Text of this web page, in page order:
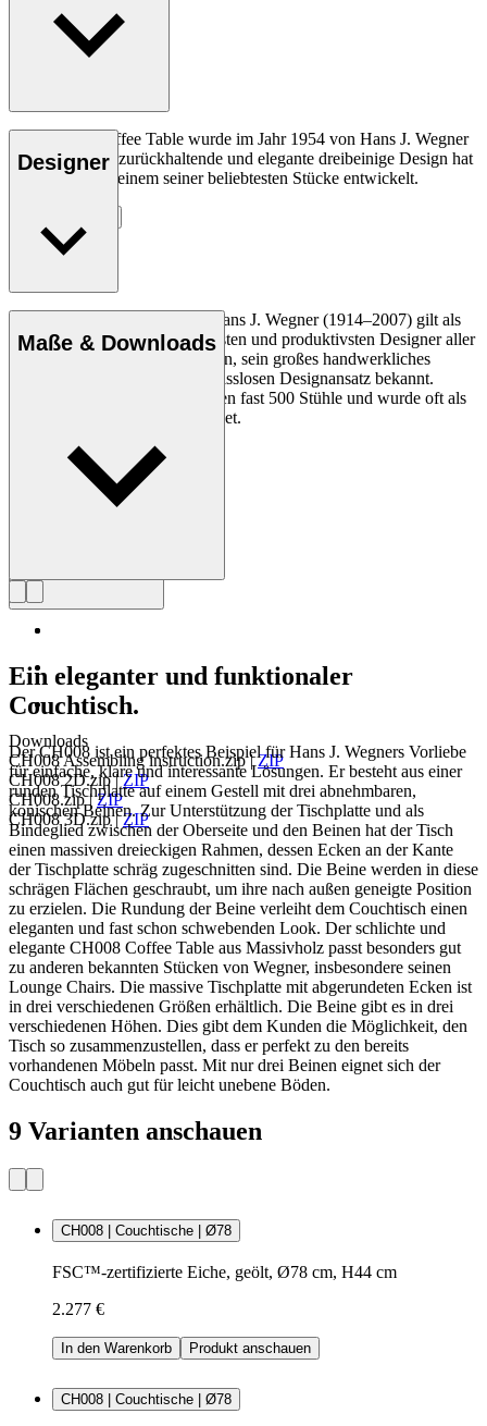
Der CH008 Coffee Table wurde im Jahr 1954 von Hans J. Wegner
entworfen. Das zurückhaltende und elegante dreibeinige Design hat
sich seitdem zu einem seiner beliebtesten Stücke entwickelt.
Designer
Der dänische Möbeldesigner Hans J. Wegner (1914–2007) gilt als
einer der kreativsten, innovativsten und produktivsten Designer aller
Zeiten und ist für seine Präzision, sein großes handwerkliches
Geschick und seinen kompromisslosen Designansatz bekannt.
Wegner entwarf in seinem Leben fast 500 Stühle und wurde oft als
der Meister des Stuhls bezeichnet.
Profil Hans J. Wegner
Maße & Downloads
Downloads
CH008 Assembling instruction.zip|ZIP
CH008 2D.zip|ZIP
CH008.zip|ZIP
CH008 3D.zip|ZIP
Ein eleganter und funktionaler
Couchtisch.
Der CH008 ist ein perfektes Beispiel für Hans J. Wegners Vorliebe
für einfache, klare und interessante Lösungen. Er besteht aus einer
runden Tischplatte auf einem Gestell mit drei abnehmbaren,
konischen Beinen. Zur Unterstützung der Tischplatte und als
Bindeglied zwischen der Oberseite und den Beinen hat der Tisch
einen massiven dreieckigen Rahmen, dessen Ecken an der Kante
der Tischplatte schräg zugeschnitten sind. Die Beine werden in diese
schrägen Flächen geschraubt, um ihre nach außen geneigte Position
zu erzielen. Die Rundung der Beine verleiht dem Couchtisch einen
eleganten und fast schon schwebenden Look. Der schlichte und
elegante CH008 Coffee Table aus Massivholz passt besonders gut
zu anderen bekannten Stücken von Wegner, insbesondere seinen
Lounge Chairs. Die massive Tischplatte mit abgerundeten Ecken ist
in drei verschiedenen Größen erhältlich. Die Beine gibt es in drei
verschiedenen Höhen. Dies gibt dem Kunden die Möglichkeit, den
Tisch so zusammenzustellen, dass er perfekt zu den bereits
vorhandenen Möbeln passt. Mit nur drei Beinen eignet sich der
Couchtisch auch gut für leicht unebene Böden.
9 Varianten anschauen
CH008 | Couchtische | Ø78
FSC™-zertifizierte Eiche, geölt, Ø78 cm, H44 cm
2.277 €
In den Warenkorb Produkt anschauen
CH008 | Couchtische | Ø78